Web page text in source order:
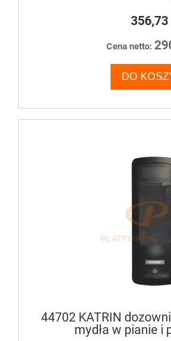
356,73
Cena netto:
DO
44702 KATRIN
mydła w pianie i